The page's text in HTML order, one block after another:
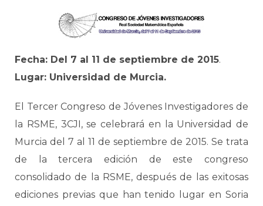
Fecha: Del 7 al 11 de septiembre de 2015.
Lugar: Universidad de Murcia.
El Tercer Congreso de Jóvenes Investigadores de
la RSME, 3CJI, se celebrará en la Universidad de
Murcia del 7 al 11 de septiembre de 2015. Se trata
de la tercera edición de este congreso
consolidado de la RSME, después de las exitosas
ediciones previas que han tenido lugar en Soria